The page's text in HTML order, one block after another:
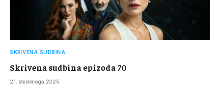
SKRIVENA SUDBINA
Skrivena sudbina epizoda 70
21. studenoga 2025.